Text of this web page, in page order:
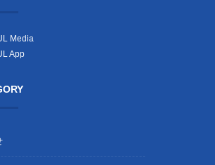
Media
App